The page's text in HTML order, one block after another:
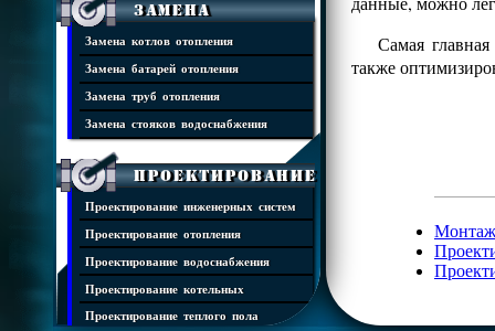
Замена
Замена котлов отопления
Замена батарей отопления
Замена труб отопления
Замена стояков водоснабжения
Проектирование
Проектирование инженерных систем
Проектирование отопления
Проектирование водоснабжения
Проектирование котельных
Проектирование теплого пола
Самая
также
Монтаж